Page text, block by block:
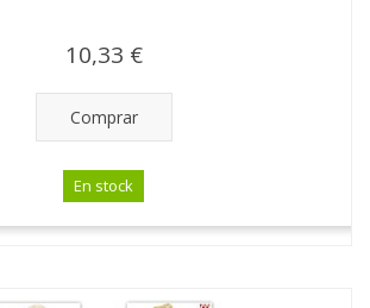
10,33 €
Comprar
En stock